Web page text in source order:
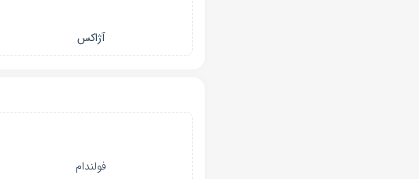
آژاکس
فولندام